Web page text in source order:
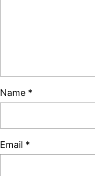
Name *
Email *